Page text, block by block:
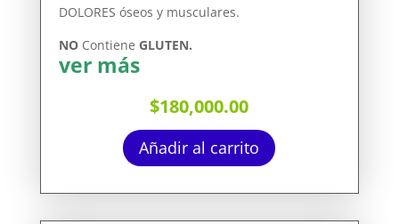
DOLORES óseos y musculares.
NO Contiene GLUTEN.
ver más
$180,000.00
Añadir al carrito